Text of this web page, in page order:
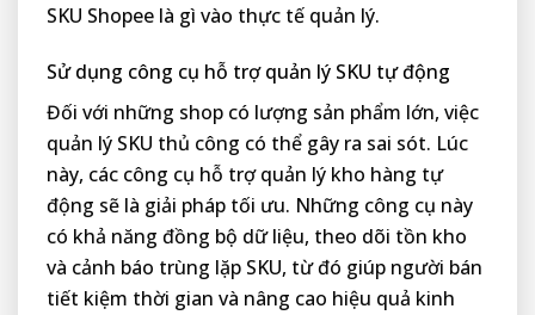
SKU Shopee là gì vào thực tế quản lý.
Sử dụng công cụ hỗ trợ quản lý SKU tự động
Đối với những shop có lượng sản phẩm lớn, việc
quản lý SKU thủ công có thể gây ra sai sót. Lúc
này, các công cụ hỗ trợ quản lý kho hàng tự
động sẽ là giải pháp tối ưu. Những công cụ này
có khả năng đồng bộ dữ liệu, theo dõi tồn kho
và cảnh báo trùng lặp SKU, từ đó giúp người bán
tiết kiệm thời gian và nâng cao hiệu quả kinh